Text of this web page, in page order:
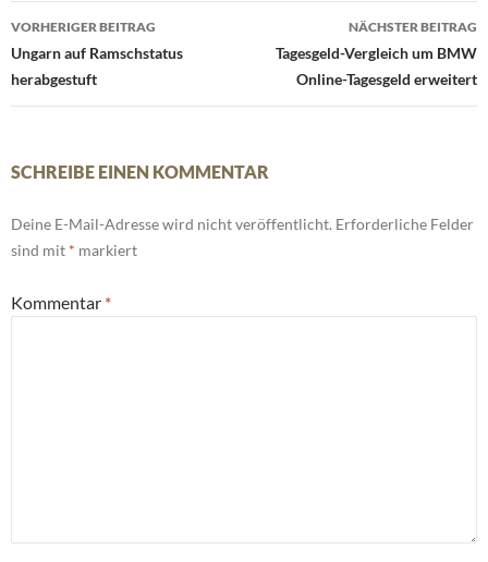
Beitrags-
Navigation
VORHERIGER BEITRAG
Ungarn auf Ramschstatus
herabgestuft
NÄCHSTER BEITRAG
Tagesgeld-Vergleich um BMW
Online-Tagesgeld erweitert
SCHREIBE EINEN KOMMENTAR
Deine E-Mail-Adresse wird nicht veröffentlicht. Erforderliche Felder
sind mit * markiert
Kommentar *